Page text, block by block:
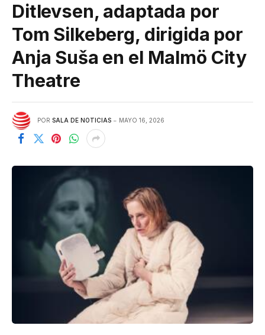
Ditlevsen, adaptada por
Tom Silkeberg, dirigida por
Anja Suša en el Malmö City
Theatre
POR SALA DE NOTICIAS MAYO 16, 2026